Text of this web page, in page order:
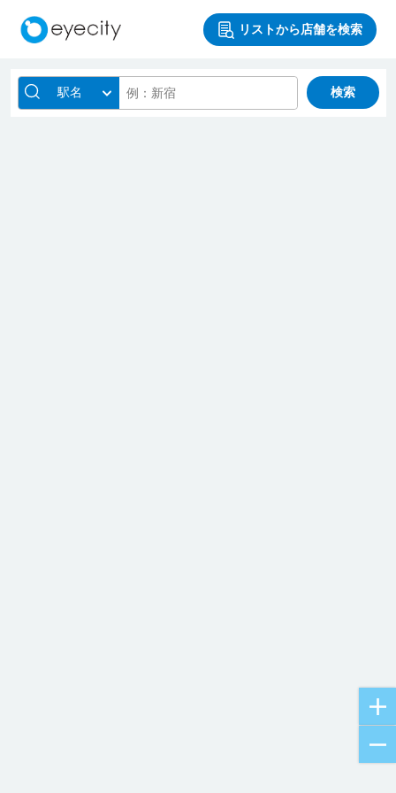
リストから店舗を検索
駅名 検索